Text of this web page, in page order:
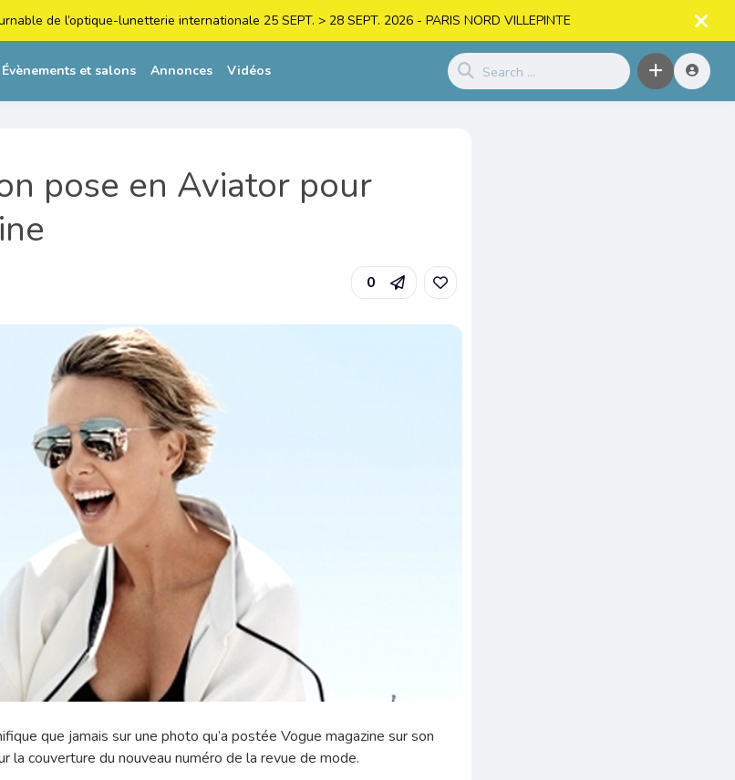
de l’optique-lunetterie internationale 25 SEPT. > 28 SEPT. 2026 - PARIS NORD VILLEPINTE
Évènements et salons Annonces Vidéos
pose en Aviator pour
0
que jamais sur une photo qu’a postée Vogue magazine sur son
la couverture du nouveau numéro de la revue de mode.